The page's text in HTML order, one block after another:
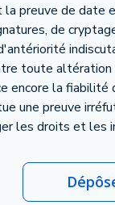
preuve de date
de
toute altération
encore la fiabilité
une preuve
les droits et les